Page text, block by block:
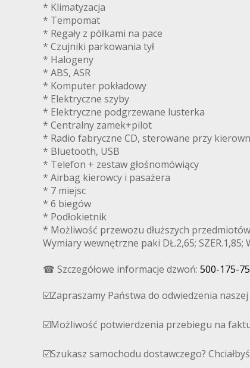
* Klimatyzacja
* Tempomat
* Regały z półkami na pace
* Czujniki parkowania tył
* Halogeny
* ABS, ASR
* Komputer pokładowy
* Elektryczne szyby
* Elektryczne podgrzewane lusterka
* Centralny zamek+pilot
* Radio fabryczne CD, sterowane przy
* Bluetooth, USB
* Telefon + zestaw głośnomówiący
* Airbag kierowcy i pasażera
* 7 miejsc
* 6 biegów
* Podłokietnik
* Możliwość przewozu dłuższych
Wymiary wewnętrzne paki DŁ.2,65; SZER.1,85;
☎ Szczegółowe informacje dzwoń: 500-175-
☑️Zapraszamy Państwa do odwiedzenia
☑️Możliwość potwierdzenia przebiegu na
☑️Szukasz samochodu dostawczego?